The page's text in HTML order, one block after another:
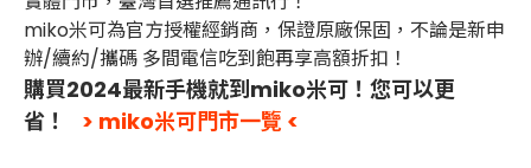
miko米可為官方授權經銷商，保證原廠保固，不論是新申
辦/續約/攜碼 多間電信吃到飽再享高額折扣！
購買2024最新手機就到miko米可！您可以更
省！
> miko米可門市一覽 <